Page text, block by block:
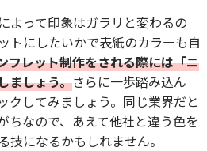
よって印象はガラリと変わるの
トにしたいかで表紙のカラーも自
フレット制作をされる際には「ニ
ましょう。さらに一歩踏み込ん
クしてみましょう。同じ業界だと
ちなので、あえて他社と違う色を
になるかもしれません。